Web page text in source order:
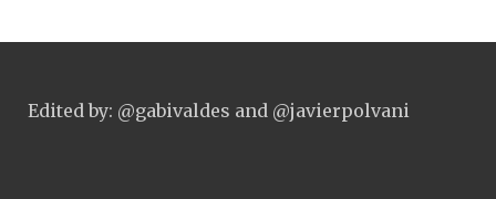
Edited by: @gabivaldes and @javierpolvani